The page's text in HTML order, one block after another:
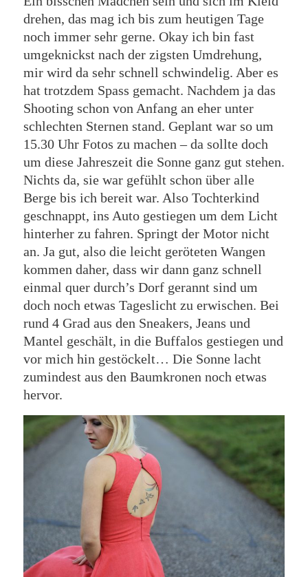
drehen, das mag ich bis zum heutigen Tage
noch immer sehr gerne. Okay ich bin fast
umgeknickst nach der zigsten Umdrehung,
mir wird da sehr schnell schwindelig. Aber es
hat trotzdem Spass gemacht. Nachdem ja das
Shooting schon von Anfang an eher unter
schlechten Sternen stand. Geplant war so um
15.30 Uhr Fotos zu machen – da sollte doch
um diese Jahreszeit die Sonne ganz gut stehen.
Nichts da, sie war gefühlt schon über alle
Berge bis ich bereit war. Also Tochterkind
geschnappt, ins Auto gestiegen um dem Licht
hinterher zu fahren. Springt der Motor nicht
an. Ja gut, also die leicht geröteten Wangen
kommen daher, dass wir dann ganz schnell
einmal quer durch’s Dorf gerannt sind um
doch noch etwas Tageslicht zu erwischen. Bei
rund 4 Grad aus den Sneakers, Jeans und
Mantel geschält, in die Buffalos gestiegen und
vor mich hin gestöckelt… Die Sonne lacht
zumindest aus den Baumkronen noch etwas
hervor.